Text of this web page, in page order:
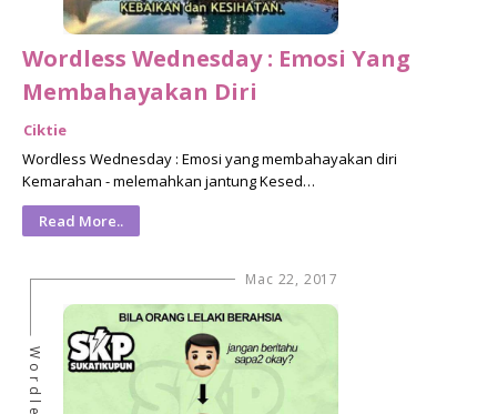
Wordless Wednesday : Emosi Yang
Membahayakan Diri
Ciktie
Wordless Wednesday : Emosi yang membahayakan diri
Kemarahan - melemahkan jantung Kesed…
Read More..
Mac 22, 2017
Wordless